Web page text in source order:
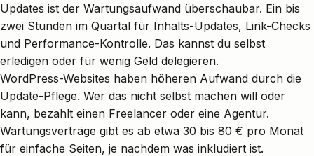
Updates ist der Wartungsaufwand überschaubar. Ein bis
zwei Stunden im Quartal für Inhalts-Updates, Link-Checks
und Performance-Kontrolle. Das kannst du selbst
erledigen oder für wenig Geld delegieren.
WordPress-Websites haben höheren Aufwand durch die
Update-Pflege. Wer das nicht selbst machen will oder
kann, bezahlt einen Freelancer oder eine Agentur.
Wartungsverträge gibt es ab etwa 30 bis 80 € pro Monat
für einfache Seiten, je nachdem was inkludiert ist.